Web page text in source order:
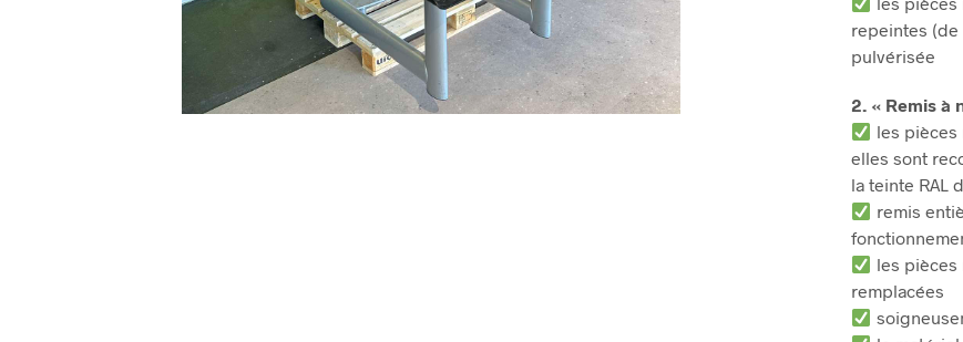
repeintes (de
pulvérisée
2. « Remis à
les pièces
elles sont
la teinte RAL
remis
les pièces
remplacées